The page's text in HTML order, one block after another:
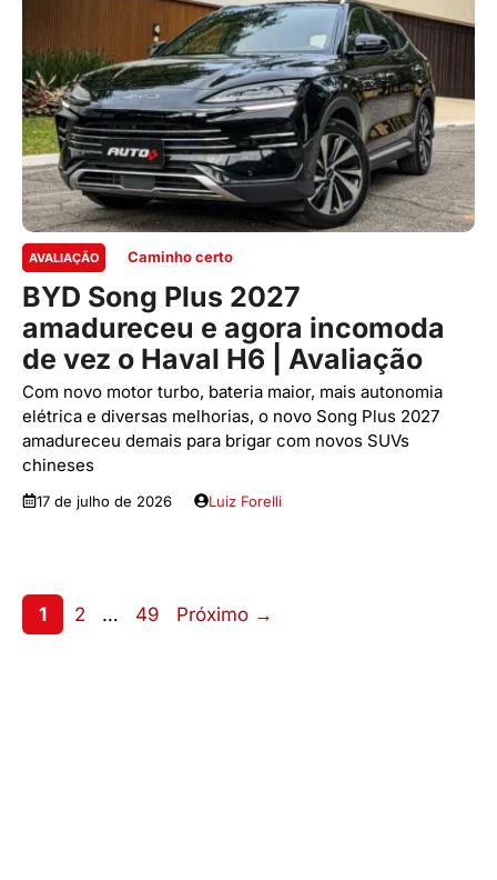
AVALIAÇÃO Caminho certo
BYD Song Plus 2027
amadureceu e agora incomoda
de vez o Haval H6 | Avaliação
Com novo motor turbo, bateria maior, mais autonomia
elétrica e diversas melhorias, o novo Song Plus 2027
amadureceu demais para brigar com novos SUVs
chineses
17 de julho de 2026 Luiz Forelli
Page
1 Page
2 … Page
49 Próximo →